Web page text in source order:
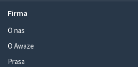
Firma
O nas
O Awaze
Prasa